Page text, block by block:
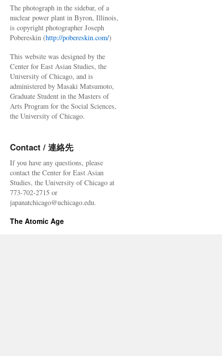
The photograph in the sidebar, of a
nuclear power plant in Byron, Illinois,
is copyright photographer Joseph
Pobereskin (http://pobereskin.com/)
This website was designed by the
Center for East Asian Studies, the
University of Chicago, and is
administered by Masaki Matsumoto,
Graduate Student in the Masters of
Arts Program for the Social Sciences,
the University of Chicago.
Contact / 連絡先
If you have any questions, please
contact the Center for East Asian
Studies, the University of Chicago at
773-702-2715 or
japanatchicago@uchicago.edu.
The Atomic Age